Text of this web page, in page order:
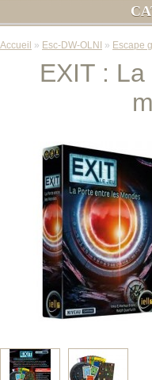
Accueil » Esc-DW-OLNI » Escape
EXIT :